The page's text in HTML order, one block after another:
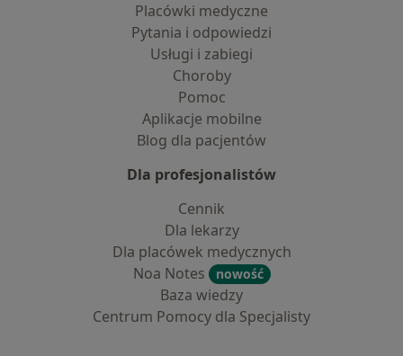
Placówki medyczne
Pytania i odpowiedzi
Usługi i zabiegi
Choroby
Pomoc
Aplikacje mobilne
Blog dla pacjentów
Dla profesjonalistów
Cennik
Dla lekarzy
Dla placówek medycznych
Noa Notes
nowość
Baza wiedzy
Centrum Pomocy dla Specjalisty